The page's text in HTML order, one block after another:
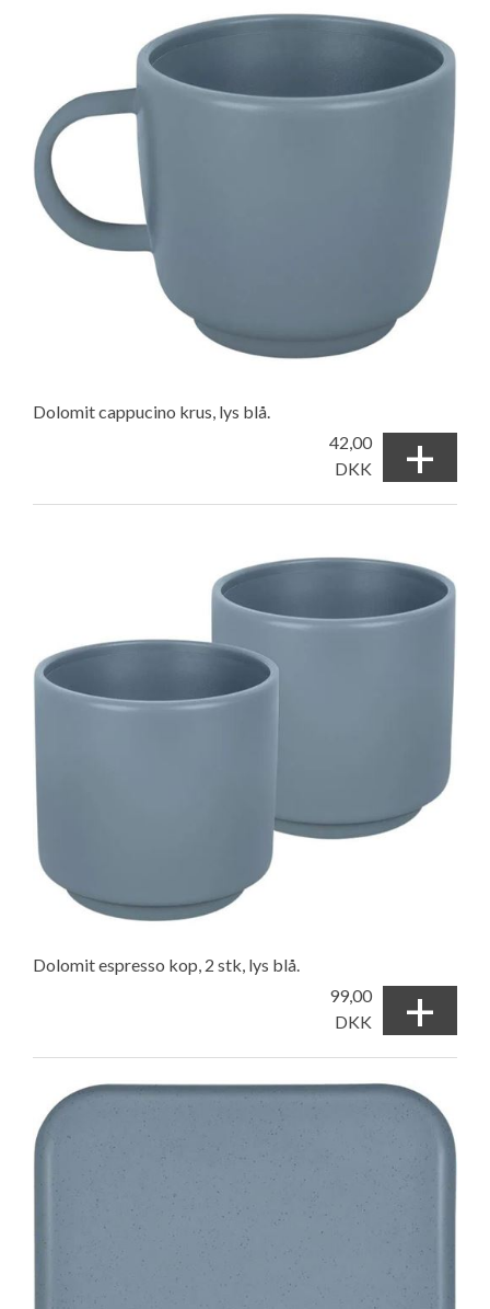
Dolomit cappucino krus, lys blå.
42,00
DKK
+
Dolomit espresso kop, 2 stk, lys blå.
99,00
DKK
+